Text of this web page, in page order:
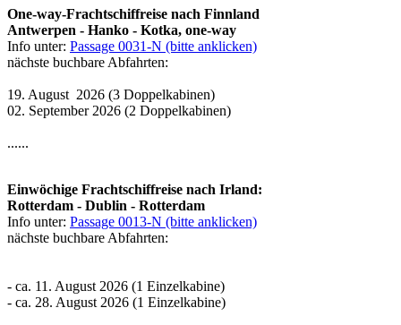
One-way-Frachtschiffreise nach Finnland
Antwerpen - Hanko - Kotka, one-way
Info unter: Passage 0031-N (bitte anklicken)
nächste buchbare Abfahrten:
19. August 2026 (3 Doppelkabinen)
02. September 2026 (2 Doppelkabinen)
......
Einwöchige Frachtschiffreise nach Irland:
Rotterdam - Dublin - Rotterdam
Info unter: Passage 0013-N (bitte anklicken)
nächste buchbare Abfahrten:
- ca. 11. August 2026 (1 Einzelkabine)
- ca. 28. August 2026 (1 Einzelkabine)